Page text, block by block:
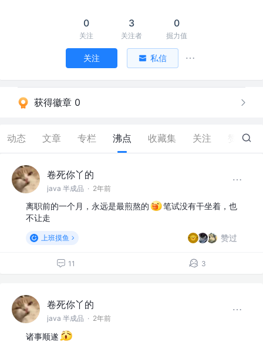
0
关注
3
关注者
0
掘力值
关注 私信
获得徽章 0
动态 文章 专栏 沸点 收藏集 关注 113
卷死你丫的
java 半成品 · 2年前
离职前的一个月，永远是最煎熬的
笔试没有干坐着，也
不让走
上班摸鱼 赞过
11 3
卷死你丫的
java 半成品 · 2年前
诸事顺遂